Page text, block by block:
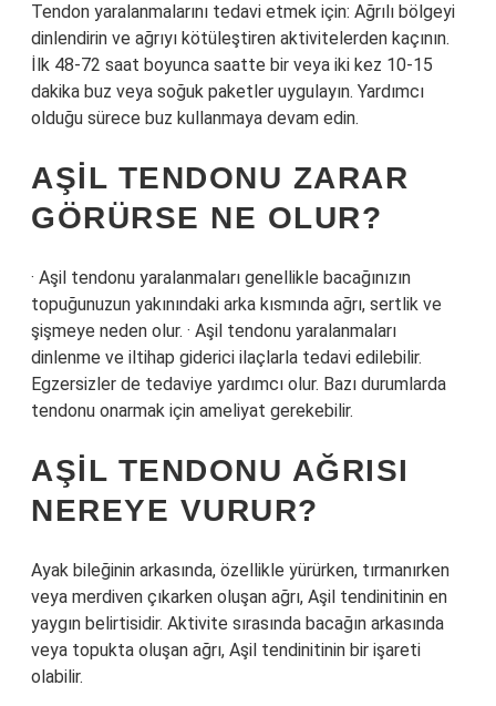
Tendon yaralanmalarını tedavi etmek için: Ağrılı bölgeyi
dinlendirin ve ağrıyı kötüleştiren aktivitelerden kaçının.
İlk 48-72 saat boyunca saatte bir veya iki kez 10-15
dakika buz veya soğuk paketler uygulayın. Yardımcı
olduğu sürece buz kullanmaya devam edin.
AŞIL TENDONU ZARAR
GÖRÜRSE NE OLUR?
· Aşil tendonu yaralanmaları genellikle bacağınızın
topuğunuzun yakınındaki arka kısmında ağrı, sertlik ve
şişmeye neden olur. · Aşil tendonu yaralanmaları
dinlenme ve iltihap giderici ilaçlarla tedavi edilebilir.
Egzersizler de tedaviye yardımcı olur. Bazı durumlarda
tendonu onarmak için ameliyat gerekebilir.
AŞIL TENDONU AĞRISI
NEREYE VURUR?
Ayak bileğinin arkasında, özellikle yürürken, tırmanırken
veya merdiven çıkarken oluşan ağrı, Aşil tendinitinin en
yaygın belirtisidir. Aktivite sırasında bacağın arkasında
veya topukta oluşan ağrı, Aşil tendinitinin bir işareti
olabilir.